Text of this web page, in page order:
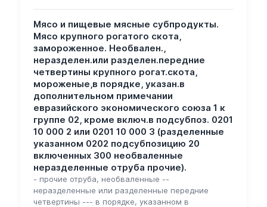
Мясо и пищевые мясные субпродукты.
Мясо крупного рогатого скота,
замороженное. Необвален.,
неразделен.или разделен.передние
четвертины крупного рогат.скота,
мороженые,в порядке, указан.в
дополнительном примечании
евразийского экономического союза 1 к
группе 02, кроме включ.в подсубпоз. 0201
10 000 2 или 0201 10 000 3 (разделенные
указанном 0202 подсубпозицию 20
включенных 300 необваленные
неразделенные отруба прочие).
- прочие отруба, необваленные --
неразделенные или разделенные передние
четвертины --- в порядке, указанном в